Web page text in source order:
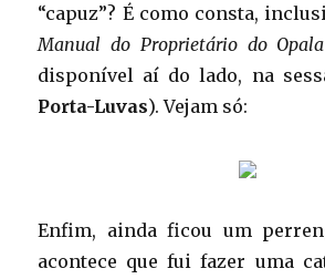
“capuz”? É como consta,
Manual do Proprietário do
disponível aí do lado, na
Porta-Luvas). Vejam só:
Enfim, ainda ficou um
acontece que fui fazer uma